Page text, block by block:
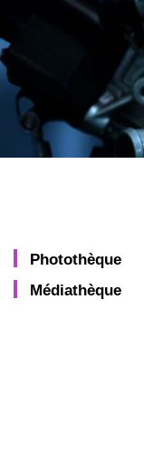
Photothèque
Médiathèque